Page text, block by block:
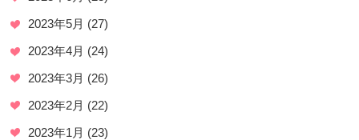
2023年5月 (27)
2023年4月 (24)
2023年3月 (26)
2023年2月 (22)
2023年1月 (23)